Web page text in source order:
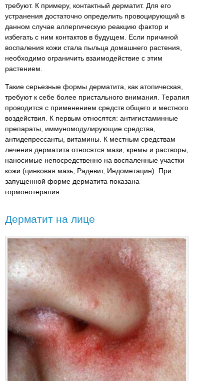
требуют. К примеру, контактный дерматит. Для его
устранения достаточно определить провоцирующий в
данном случае аллергическую реакцию фактор и
избегать с ним контактов в будущем. Если причиной
воспаления кожи стала пыльца домашнего растения,
необходимо ограничить взаимодействие с этим
растением.
Такие серьезные формы дерматита, как атопическая,
требуют к себе более пристального внимания. Терапия
проводится с применением средств общего и местного
воздействия. К первым относятся: антигистаминные
препараты, иммуномодулирующие средства,
антидепрессанты, витамины. К местным средствам
лечения дерматита относятся мази, кремы и растворы,
наносимые непосредственно на воспаленные участки
кожи (цинковая мазь, Радевит, Индометацин). При
запущенной форме дерматита показана
гормонотерапия.
Дерматит на лице